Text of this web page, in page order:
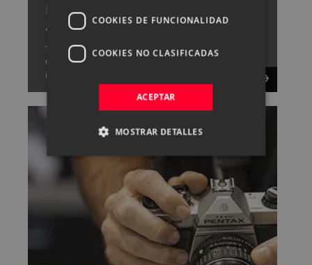
Pide cita con uno de nuestros
asesores
Tenemos un gran equipo capaz de resolver cualquier
duda que tengas sobre fotografía y vídeo,
¡consúltanos!.
COOKIES DE FUNCIONALIDAD
COOKIES NO CLASIFICADAS
ACEPTAR
MOSTRAR DETALLES